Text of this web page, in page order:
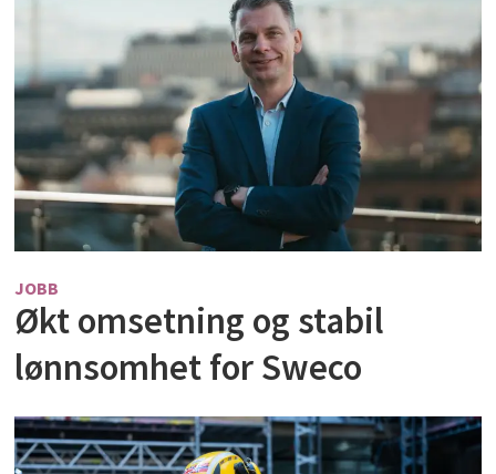
JOBB
Økt omsetning og stabil
lønnsomhet for Sweco